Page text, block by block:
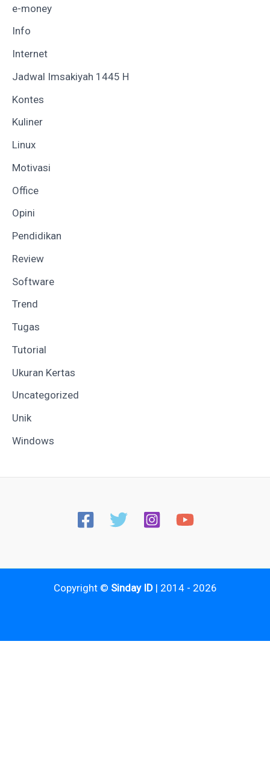
e-money
Info
Internet
Jadwal Imsakiyah 1445 H
Kontes
Kuliner
Linux
Motivasi
Office
Opini
Pendidikan
Review
Software
Trend
Tugas
Tutorial
Ukuran Kertas
Uncategorized
Unik
Windows
Copyright © Sinday ID| 2014 - 2026